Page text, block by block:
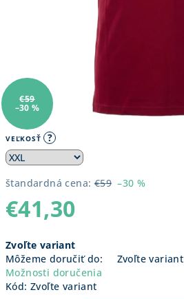
VEĽKOSŤ ?
štandardná cena: €59 –30 %
€41,30
cena:
Zvoľte variant
Môžeme doručiť do:
Zvoľte variant
Možnosti doručenia
Kód: Zvoľte variant
€59
–30 %